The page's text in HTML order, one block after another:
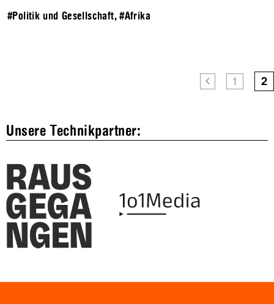
#Politik und Gesellschaft,#Afrika
1 2
Unsere Technikpartner: